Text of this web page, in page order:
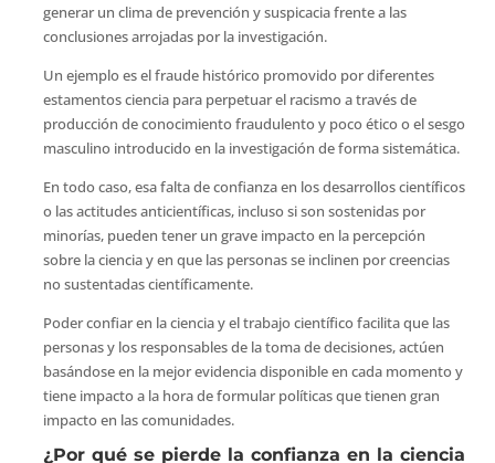
generar un clima de prevención y suspicacia frente a las
conclusiones arrojadas por la investigación.
Un ejemplo es el fraude histórico promovido por diferentes
estamentos ciencia para perpetuar el racismo a través de
producción de conocimiento fraudulento y poco ético o el sesgo
masculino introducido en la investigación de forma sistemática.
En todo caso, esa falta de confianza en los desarrollos científicos
o las actitudes anticientíficas, incluso si son sostenidas por
minorías, pueden tener un grave impacto en la percepción
sobre la ciencia y en que las personas se inclinen por creencias
no sustentadas científicamente.
Poder confiar en la ciencia y el trabajo científico facilita que las
personas y los responsables de la toma de decisiones, actúen
basándose en la mejor evidencia disponible en cada momento y
tiene impacto a la hora de formular políticas que tienen gran
impacto en las comunidades.
¿Por qué se pierde la confianza en la ciencia